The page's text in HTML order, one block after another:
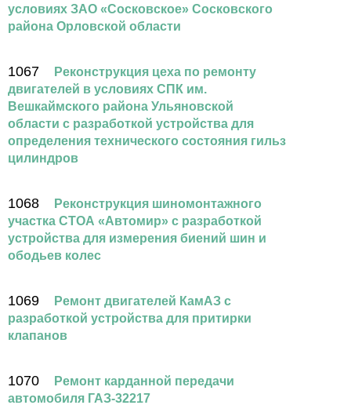
условиях ЗАО «Сосковское» Сосковского
района Орловской области
1067
Реконструкция цеха по ремонту
двигателей в условиях СПК им.
Вешкаймского района Ульяновской
области с разработкой устройства для
определения технического состояния гильз
цилиндров
1068
Реконструкция шиномонтажного
участка СТОА «Автомир» с разработкой
устройства для измерения биений шин и
ободьев колес
1069
Ремонт двигателей КамАЗ с
разработкой устройства для притирки
клапанов
1070
Ремонт карданной передачи
автомобиля ГАЗ-32217